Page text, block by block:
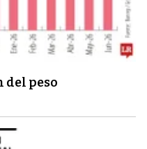
del peso